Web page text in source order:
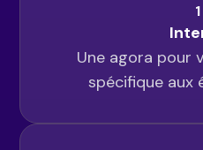
1
Une agora pour
spécifique aux